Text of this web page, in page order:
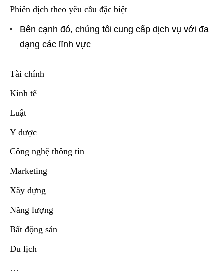
Phiên dịch theo yêu cầu đặc biệt
Bên cạnh đó, chúng tôi cung cấp dịch vụ với đa
dạng các lĩnh vực
Tài chính
Kinh tế
Luật
Y dược
Công nghệ thông tin
Marketing
Xây dựng
Năng lượng
Bất động sản
Du lịch
…